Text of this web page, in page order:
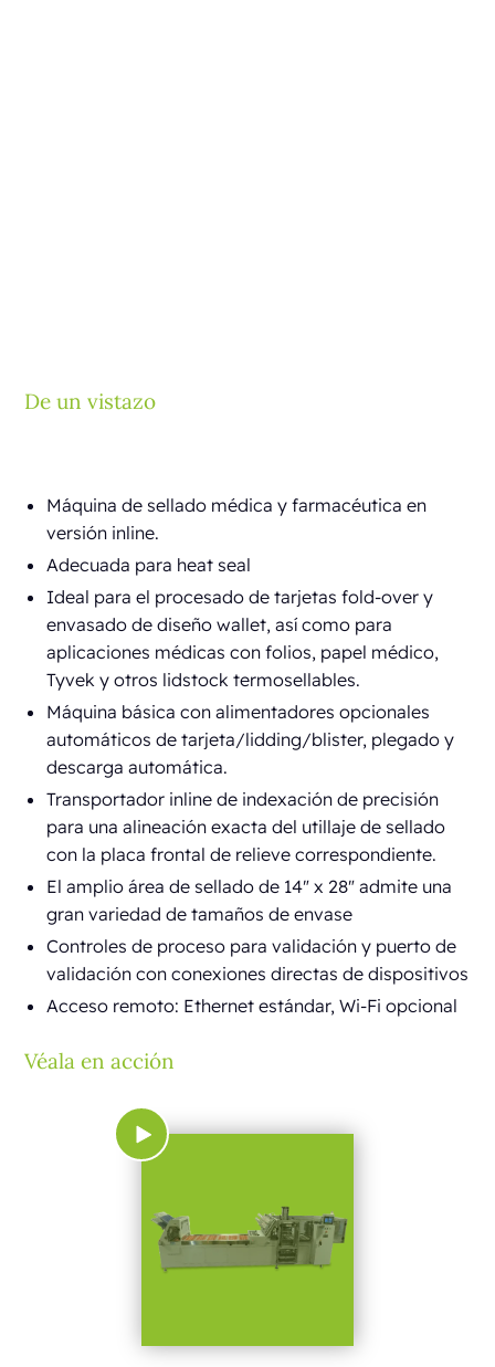
De un vistazo
Máquina de sellado médica y farmacéutica en
versión inline.
Adecuada para heat seal
Ideal para el procesado de tarjetas fold-over y
envasado de diseño wallet, así como para
aplicaciones médicas con folios, papel médico,
Tyvek y otros lidstock termosellables.
Máquina básica con alimentadores opcionales
automáticos de tarjeta/lidding/blister, plegado y
descarga automática.
Transportador inline de indexación de precisión
para una alineación exacta del utillaje de sellado
con la placa frontal de relieve correspondiente.
El amplio área de sellado de 14" x 28" admite una
gran variedad de tamaños de envase
Controles de proceso para validación y puerto de
validación con conexiones directas de dispositivos
Acceso remoto: Ethernet estándar, Wi-Fi opcional
Véala en acción